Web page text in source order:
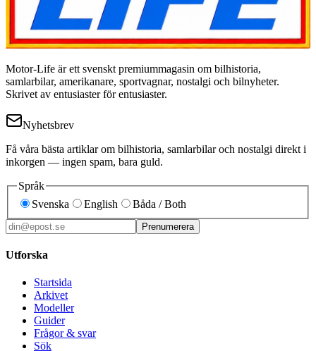
Motor-Life är ett svenskt premiummagasin om bilhistoria,
samlarbilar, amerikanare, sportvagnar, nostalgi och bilnyheter.
Skrivet av entusiaster för entusiaster.
Nyhetsbrev
Få våra bästa artiklar om bilhistoria, samlarbilar och nostalgi direkt i
inkorgen — ingen spam, bara guld.
Språk
Svenska
English Båda / Both
Prenumerera
Utforska
Startsida
Arkivet
Modeller
Guider
Frågor & svar
Sök